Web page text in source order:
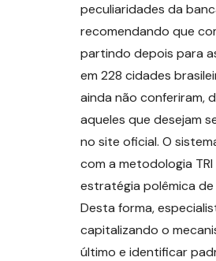
peculiaridades da
recomendando que
partindo depois para
em 228 cidades
ainda não conferiram,
aqueles que desejam
no site oficial. O
com a metodologia
estratégia polêmica
Desta forma,
capitalizando o
último e identificar